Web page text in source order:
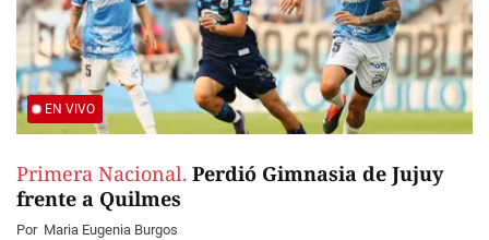
EN VIVO
Primera Nacional. Perdió Gimnasia de Jujuy
frente a Quilmes
Por Maria Eugenia Burgos